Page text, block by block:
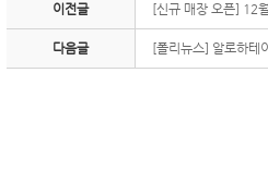
이전글 [신규 매장 오픈] 12
다음글 [폴리뉴스] 알로하테